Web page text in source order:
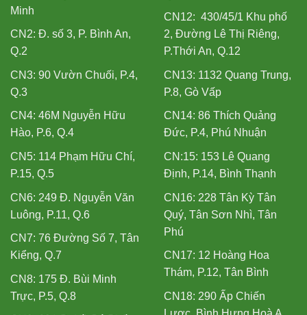
Minh
CN2: Đ. số 3, P. Bình An,
Q.2
CN3: 90 Vườn Chuối, P.4,
Q.3
CN4: 46M Nguyễn Hữu
Hào, P.6, Q.4
CN5: 114 Phạm Hữu Chí,
P.15, Q.5
CN6: 249 Đ. Nguyễn Văn
Luông, P.11, Q.6
CN7: 76 Đường Số 7, Tân
Kiểng, Q.7
CN8: 175 Đ. Bùi Minh
Trực, P.5, Q.8
CN12: 430/45/1 Khu phố
2, Đường Lê Thị Riêng,
P.Thới An, Q.12
CN13: 1132 Quang Trung,
P.8, Gò Vấp
CN14: 86 Thích Quảng
Đức, P.4, Phú Nhuận
CN:15: 153 Lê Quang
Định, P.14, Bình Thạnh
CN16: 228 Tân Kỳ Tân
Quý, Tân Sơn Nhì, Tân
Phú
CN17: 12 Hoàng Hoa
Thám, P.12, Tân Bình
CN18: 290 Ấp Chiến